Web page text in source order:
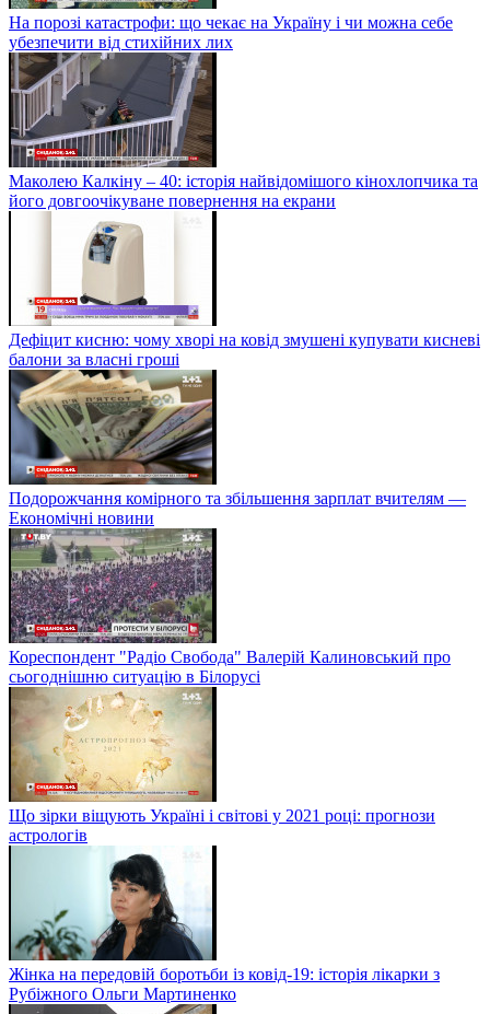
На порозі катастрофи: що чекає на Україну і чи можна себе
убезпечити від стихійних лих
Маколею Калкіну – 40: історія найвідомішого кінохлопчика та
його довгоочікуване повернення на екрани
Дефіцит кисню: чому хворі на ковід змушені купувати кисневі
балони за власні гроші
Подорожчання комірного та збільшення зарплат вчителям —
Економічні новини
Кореспондент "Радіо Свобода" Валерій Калиновський про
сьогоднішню ситуацію в Білорусі
Що зірки віщують Україні і світові у 2021 році: прогнози
астрологів
Жінка на передовій боротьби із ковід-19: історія лікарки з
Рубіжного Ольги Мартиненко